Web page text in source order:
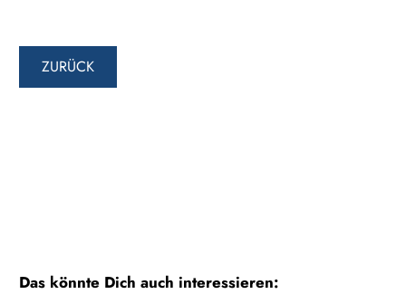
ZURÜCK
Das könnte Dich auch interessieren: